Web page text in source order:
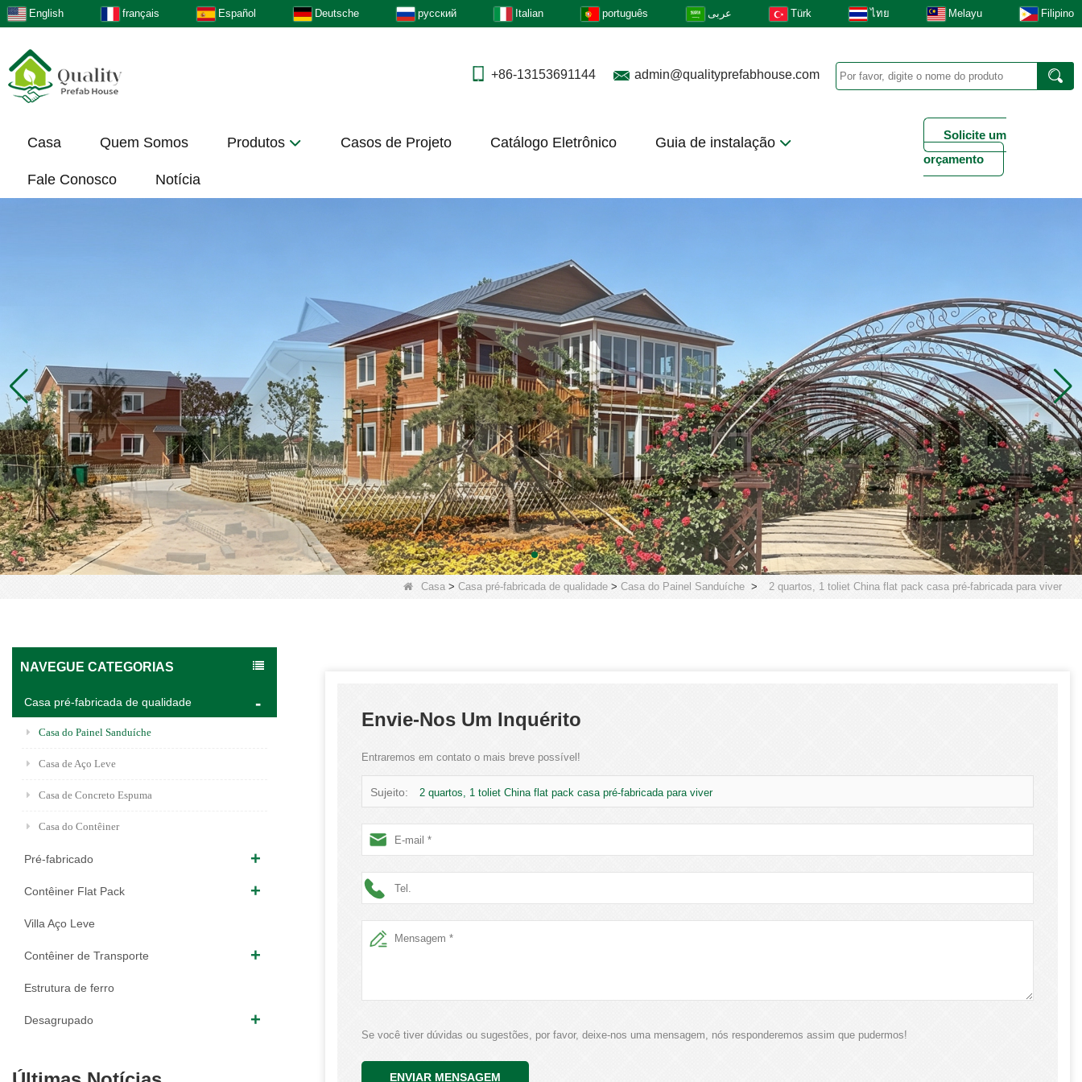
English français Español Deutsche русский Italian português عربى Türk ไทย Melayu Filipino
+86-13153691144 admin@qualityprefabhouse.com
Casa Quem Somos Produtos Casos de Projeto Catálogo Eletrônico Guia de instalação
Fale Conosco Notícia
Solicite um
orçamento
Casa > Casa pré-fabricada de qualidade > Casa do Painel Sanduíche > 2 quartos, 1 toliet China flat pack casa pré-fabricada para viver
NAVEGUE CATEGORIAS
Casa pré-fabricada de qualidade
Casa do Painel Sanduíche
Casa de Aço Leve
Casa de Concreto Espuma
Casa do Contêiner
Pré-fabricado
Contêiner Flat Pack
Villa Aço Leve
Contêiner de Transporte
Estrutura de ferro
Desagrupado
Envie-Nos Um Inquérito
Entraremos em contato o mais breve possível!
Sujeito: 2 quartos, 1 toliet China flat pack casa pré-fabricada para viver
Se você tiver dúvidas ou sugestões, por favor, deixe-nos uma mensagem, nós responderemos assim que pudermos!
ENVIAR MENSAGEM